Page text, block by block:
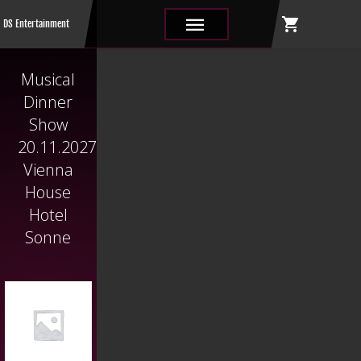
DS Entertainment ||| shopping_cart
Musical
Dinner
Show
20.11.2027
Vienna
House
Hotel
Sonne